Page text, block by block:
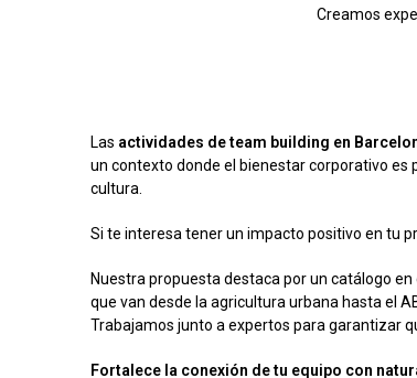
Creamos
Las actividades de team building en
un contexto donde el bienestar corporativo
cultura.
Si te interesa tener un impacto positivo en tu
Nuestra propuesta destaca por un catálogo
que van desde la agricultura urbana hasta el
Trabajamos junto a expertos para garantizar
Fortalece la conexión de tu equipo con